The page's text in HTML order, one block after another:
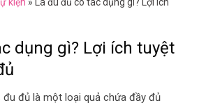
dụng gì? Lợi ích tuyệt
đủ là một loại quả chứa đầy đủ